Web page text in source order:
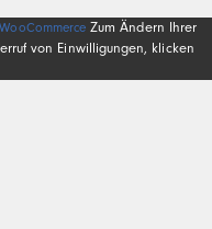
Zum Ändern Ihrer
von Einwilligungen, klicken